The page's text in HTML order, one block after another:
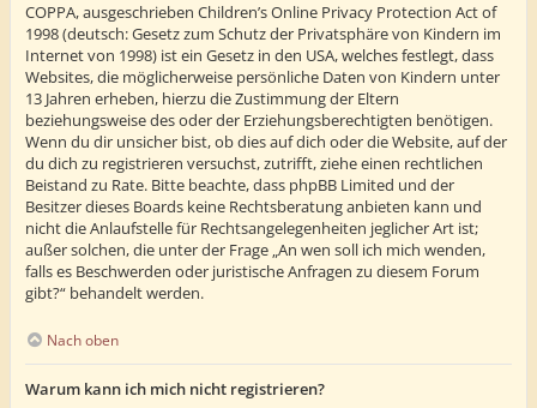
COPPA, ausgeschrieben Children’s Online Privacy Protection Act of
1998 (deutsch: Gesetz zum Schutz der Privatsphäre von Kindern im
Internet von 1998) ist ein Gesetz in den USA, welches festlegt, dass
Websites, die möglicherweise persönliche Daten von Kindern unter
13 Jahren erheben, hierzu die Zustimmung der Eltern
beziehungsweise des oder der Erziehungsberechtigten benötigen.
Wenn du dir unsicher bist, ob dies auf dich oder die Website, auf der
du dich zu registrieren versuchst, zutrifft, ziehe einen rechtlichen
Beistand zu Rate. Bitte beachte, dass phpBB Limited und der
Besitzer dieses Boards keine Rechtsberatung anbieten kann und
nicht die Anlaufstelle für Rechtsangelegenheiten jeglicher Art ist;
außer solchen, die unter der Frage „An wen soll ich mich wenden,
falls es Beschwerden oder juristische Anfragen zu diesem Forum
gibt?“ behandelt werden.
Nach oben
Warum kann ich mich nicht registrieren?